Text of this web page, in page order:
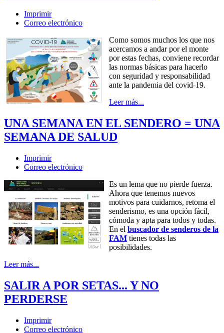
Imprimir
Correo electrónico
Como somos muchos los que nos
acercamos a andar por el monte
por estas fechas, conviene recordar
las normas básicas para hacerlo
con seguridad y responsabilidad
ante la pandemia del covid-19.
Leer más...
UNA SEMANA EN EL SENDERO = UNA
SEMANA DE SALUD
Imprimir
Correo electrónico
Es un lema que no pierde fuerza.
Ahora que tenemos nuevos
motivos para cuidarnos, retoma el
senderismo, es una opción fácil,
cómoda y apta para todos y todas.
En el buscador de senderos de la
FAM tienes todas las
posibilidades.
Leer más...
SALIR A POR SETAS... Y NO
PERDERSE
Imprimir
Correo electrónico